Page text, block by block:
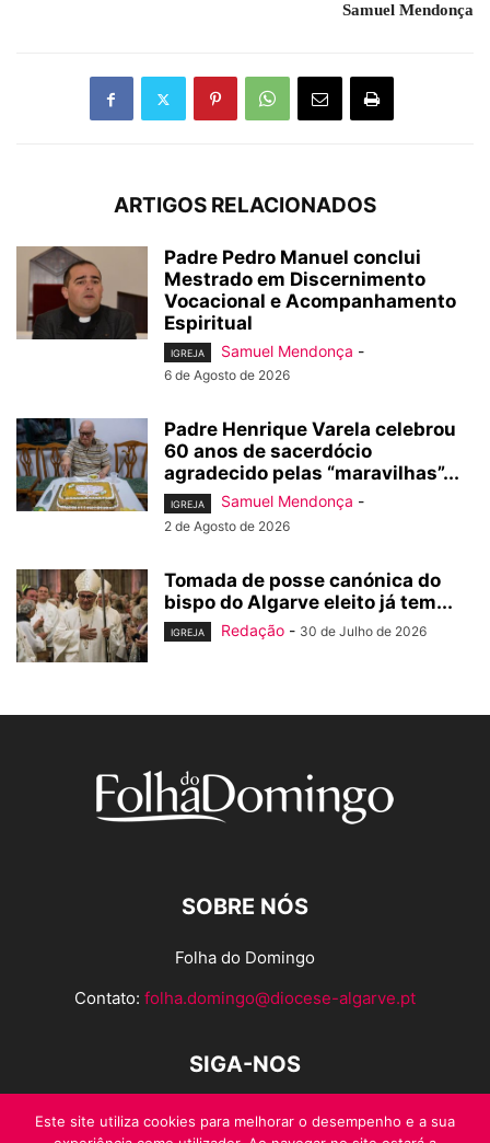
Samuel Mendonça
ARTIGOS RELACIONADOS
Padre Pedro Manuel conclui
Mestrado em Discernimento
Vocacional e Acompanhamento
Espiritual
IGREJA Samuel Mendonça -
6 de Agosto de 2026
Padre Henrique Varela celebrou
60 anos de sacerdócio
agradecido pelas “maravilhas”...
IGREJA Samuel Mendonça -
2 de Agosto de 2026
Tomada de posse canónica do
bispo do Algarve eleito já tem...
IGREJA Redação - 30 de Julho de 2026
SOBRE NÓS
Folha do Domingo
Contato: folha.domingo@diocese-algarve.pt
SIGA-NOS
Este site utiliza cookies para melhorar o desempenho e a sua